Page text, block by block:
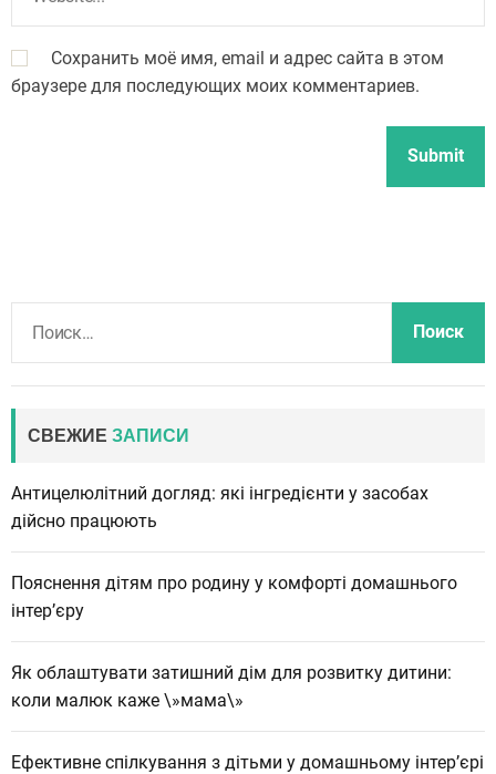
Сохранить моё имя, email и адрес сайта в этом
браузере для последующих моих комментариев.
й
СВЕЖИЕ ЗАПИСИ
Антицелюлітний догляд: які інгредієнти у засобах
дійсно працюють
Пояснення дітям про родину у комфорті домашнього
інтер’єру
Як облаштувати затишний дім для розвитку дитини:
коли малюк каже \»мама\»
Ефективне спілкування з дітьми у домашньому інтер’єрі